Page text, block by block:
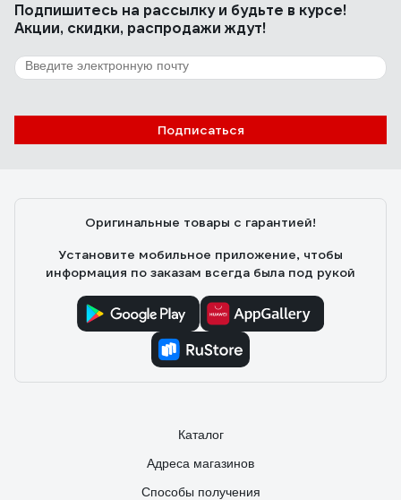
Подпишитесь на рассылкуи будьте в курсе!
Акции, скидки, распродажи ждут!
Подписаться
Оригинальные товары с гарантией!
Установите мобильное приложение, чтобы
информация по заказам всегда была под рукой
Каталог
Адреса магазинов
Способы получения